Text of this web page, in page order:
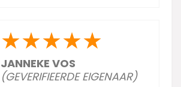
★★★★★
JANNEKE VOS
(GEVERIFIEERDE EIGENAAR)